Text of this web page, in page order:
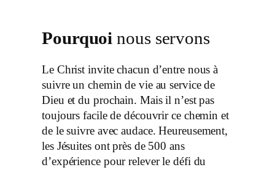
Pourquoi nous servons
Le Christ invite chacun d’entre nous à
suivre un chemin de vie au service de
Dieu et du prochain. Mais il n’est pas
toujours facile de découvrir ce chemin et
de le suivre avec audace. Heureusement,
les Jésuites ont près de 500 ans
d’expérience pour relever le défi du